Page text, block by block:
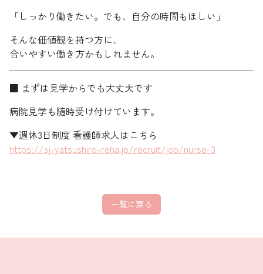
「しっかり働きたい。でも、自分の時間もほしい」
そんな価値観を持つ方に、
合いやすい働き方かもしれません。
■ まずは見学からでも大丈夫です
病院見学も随時受け付けています。
▼週休3日制度 看護師求人はこちら
https://sj-yatsushiro-reha.jp/recruit/job/nurse-3
一覧に戻る